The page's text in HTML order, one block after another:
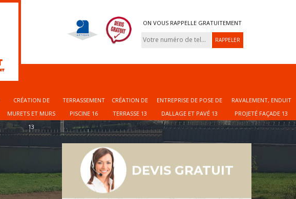
ON VOUS RAPPELLE GRATUITEMENT
CRÉATION DE
MURETS ET MURS
13
TERRASSEMENT
PISCINE 16
CRÉATION DE
TERRASSE 13
ENTREPRISE DE POSE DE
DALLAGE ET PAVÉ 13
RAVALEMENT, ENDUIT
PROJETÉ FAÇADE 13
DEVIS GRATUIT